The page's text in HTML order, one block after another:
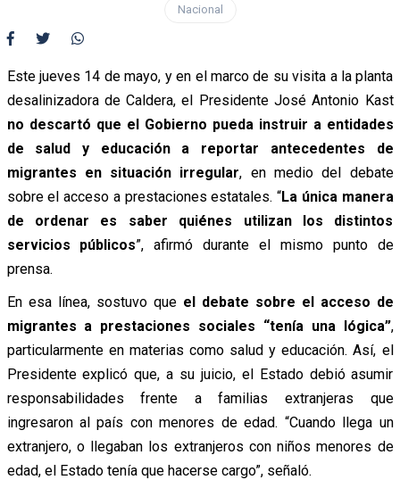
Nacional
Este jueves 14 de mayo, y en el marco de su visita a la planta
desalinizadora de Caldera, el Presidente José Antonio Kast
no descartó que el Gobierno pueda instruir a entidades
de salud y educación a reportar antecedentes de
migrantes en situación irregular, en medio del debate
sobre el acceso a prestaciones estatales. “La única manera
de ordenar es saber quiénes utilizan los distintos
servicios públicos”, afirmó durante el mismo punto de
prensa.
En esa línea, sostuvo que el debate sobre el acceso de
migrantes a prestaciones sociales “tenía una lógica”,
particularmente en materias como salud y educación. Así, el
Presidente explicó que, a su juicio, el Estado debió asumir
responsabilidades frente a familias extranjeras que
ingresaron al país con menores de edad. “Cuando llega un
extranjero, o llegaban los extranjeros con niños menores de
edad, el Estado tenía que hacerse cargo”, señaló.